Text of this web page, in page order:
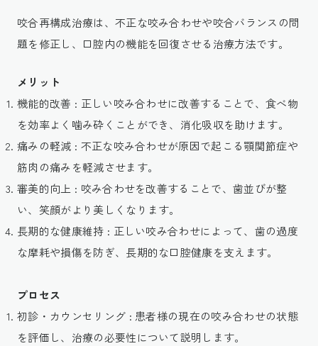
咬合再構成治療は、不正な咬み合わせや咬合バランスの問
題を修正し、口腔内の機能を回復させる治療方法です。
メリット
機能的改善 : 正しい咬み合わせに改善することで、食べ物
を効率よく噛み砕くことができ、消化吸収を助けます。
痛みの軽減 : 不正な咬み合わせが原因で起こる顎関節症や
筋肉の痛みを軽減させます。
審美的向上 : 咬み合わせを改善することで、歯並びが整
い、笑顔がより美しくなります。
長期的な健康維持 : 正しい咬み合わせによって、歯の過度
な摩耗や損傷を防ぎ、長期的な口腔健康を支えます。
プロセス
初診・カウンセリング : 患者様の現在の咬み合わせの状態
を評価し、治療の必要性について説明します。